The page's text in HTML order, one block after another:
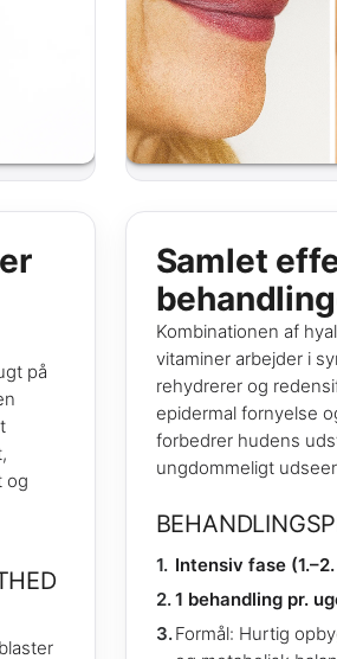
på
og
Samlet
Kombinationen af
vitaminer arbejder i
rehydrerer og
epidermal fornyelse
forbedrer hudens
ungdommeligt
Intensiv fase
1 behandling pr.
Formål: Hurtig